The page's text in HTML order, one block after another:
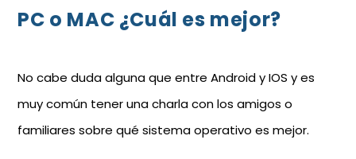
PC o MAC ¿Cuál es mejor?
No cabe duda alguna que entre Android y IOS y es
muy común tener una charla con los amigos o
familiares sobre qué sistema operativo es mejor.